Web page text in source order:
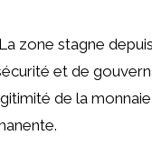
zone stagne depuis
et de
de la